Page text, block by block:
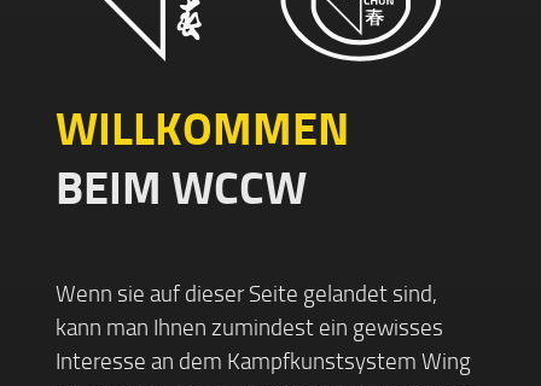
KURSE
WILLKOMMEN
BEIM WCCW
Wenn sie auf dieser Seite gelandet sind,
kann man Ihnen zumindest ein gewisses
Interesse an dem Kampfkunstsystem Wing